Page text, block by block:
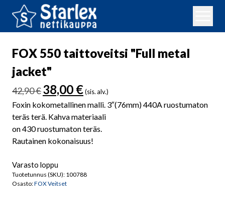
FOX 550 taittoveitsi "Full metal
jacket"
42,90€ Alkuperäinen
hinta
oli:
42,90 €.
38,00 €Nykyinen
hinta
on:
38,00 €.
(sis. alv.)
Foxin kokometallinen malli. 3″(76mm) 440A ruostumaton
teräs terä. Kahva materiaali
on 430 ruostumaton teräs.
Rautainen kokonaisuus!
Varasto loppu
Tuotetunnus (SKU): 100788
Osasto:FOX Veitset